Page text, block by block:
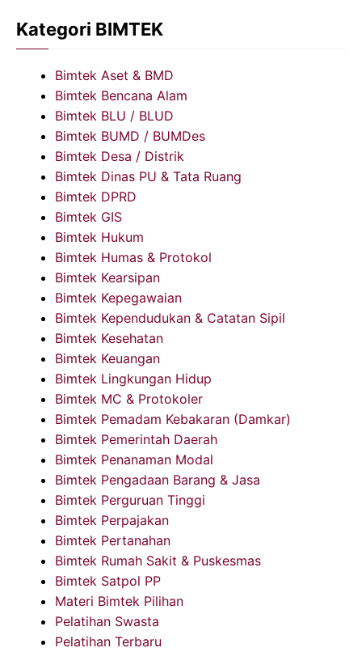
Kategori BIMTEK
Bimtek Aset & BMD
Bimtek Bencana Alam
Bimtek BLU / BLUD
Bimtek BUMD / BUMDes
Bimtek Desa / Distrik
Bimtek Dinas PU & Tata Ruang
Bimtek DPRD
Bimtek GIS
Bimtek Hukum
Bimtek Humas & Protokol
Bimtek Kearsipan
Bimtek Kepegawaian
Bimtek Kependudukan & Catatan Sipil
Bimtek Kesehatan
Bimtek Keuangan
Bimtek Lingkungan Hidup
Bimtek MC & Protokoler
Bimtek Pemadam Kebakaran (Damkar)
Bimtek Pemerintah Daerah
Bimtek Penanaman Modal
Bimtek Pengadaan Barang & Jasa
Bimtek Perguruan Tinggi
Bimtek Perpajakan
Bimtek Pertanahan
Bimtek Rumah Sakit & Puskesmas
Bimtek Satpol PP
Materi Bimtek Pilihan
Pelatihan Swasta
Pelatihan Terbaru